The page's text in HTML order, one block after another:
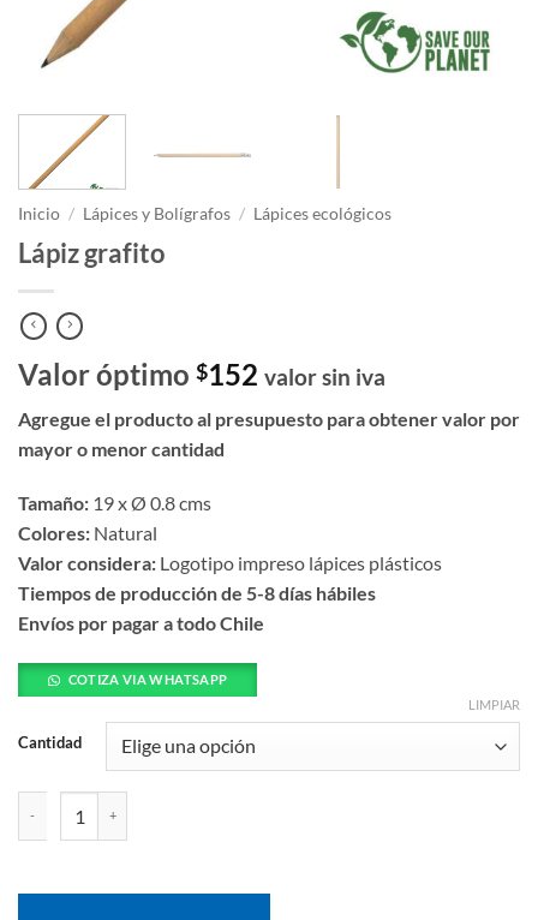
Inicio / Lápices y Bolígrafos / Lápices ecológicos
Lápiz grafito
Valor óptimo $152 valor sin iva
Agregue el producto al presupuesto para obtener valor por
mayor o menor cantidad
Tamaño: 19 x Ø 0.8 cms
Colores: Natural
Valor considera: Logotipo impreso lápices plásticos
Tiempos de producción de 5-8 días hábiles
Envíos por pagar a todo Chile
COTIZA VIA WHATSAPP
Cantidad
LIMPIAR